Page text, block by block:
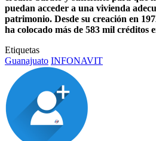
puedan acceder a una vivienda
patrimonio. Desde su creación en
ha colocado más de 583 mil créditos
Etiquetas
Guanajuato INFONAVIT